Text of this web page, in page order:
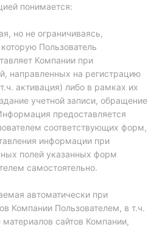
понимается:
но не ограничиваясь,
Пользователь
Компании при
направленных на регистрацию
активация) либо в рамках их
учетной записи, обращение
предоставляется
соответствующих форм,
информации при
полей указанных форм
самостоятельно.
автоматически при
Компании Пользователем, в т.ч.
материалов сайтов Компании,